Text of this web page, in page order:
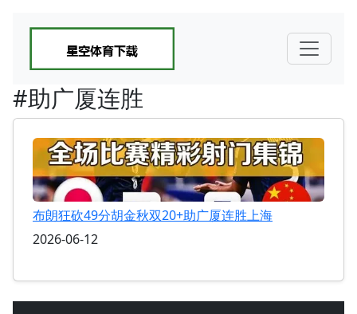
#助广厦连胜
布朗狂砍49分胡金秋双20+助广厦连胜上海
2026-06-12